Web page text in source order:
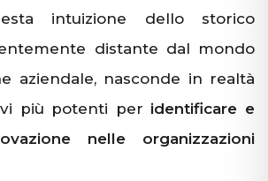
intuizione dello storico
distante dal mondo
aziendale, nasconde in realtà
più potenti per identificare e
nelle organizzazioni